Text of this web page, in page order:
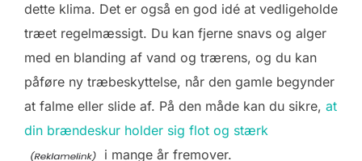
dette klima. Det er også en god idé at vedligeholde
træet regelmæssigt. Du kan fjerne snavs og alger
med en blanding af vand og trærens, og du kan
påføre ny træbeskyttelse, når den gamle begynder
at falme eller slide af. På den måde kan du sikre, at
din brændeskur holder sig flot og stærk
i mange år fremover.